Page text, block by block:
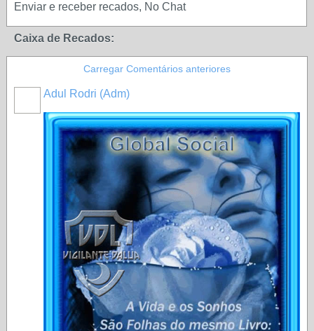
Enviar e receber recados, No Chat
Caixa de Recados:
Carregar Comentários anteriores
Adul Rodri (Adm)